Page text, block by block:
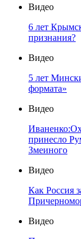
Видео
6 лет
признания?
Видео
5 лет
формата»
Видео
принесло
Змеиного
Видео
Как Россия
Видео